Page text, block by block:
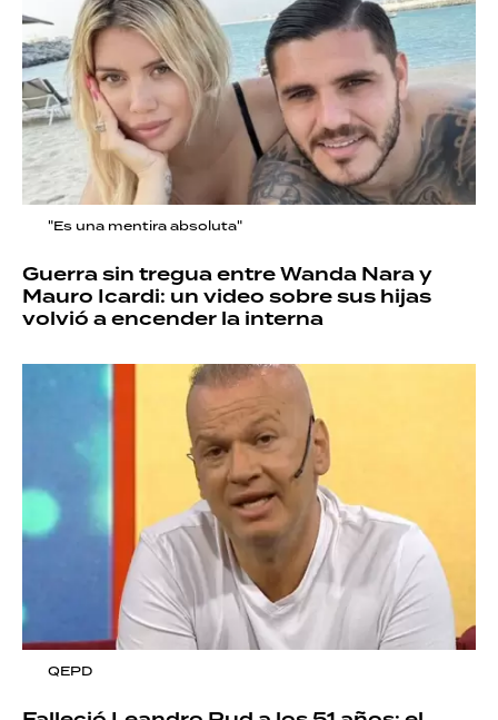
"Es una mentira absoluta"
Guerra sin tregua entre Wanda Nara y
Mauro Icardi: un video sobre sus hijas
volvió a encender la interna
QEPD